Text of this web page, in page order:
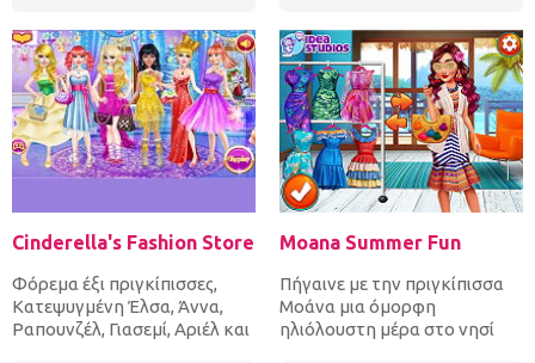
Cinderella's Fashion Store
Φόρεμα έξι πριγκίπισσες,
Κατεψυγμένη Έλσα, Άννα,
Ραπουνζέλ, Γιασεμί, Αριέλ και
Moana Summer Fun
Πήγαινε με την πριγκίπισσα
Μοάνα μια όμορφη
ηλιόλουστη μέρα στο νησί